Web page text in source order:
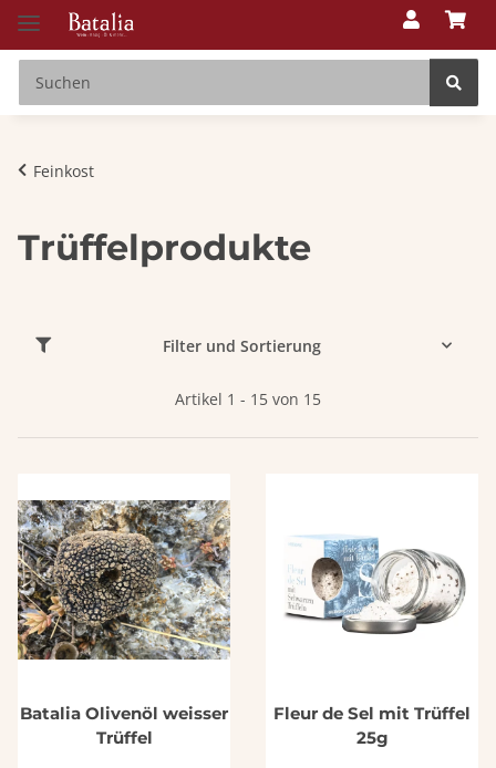
Feinkost
Trüffelprodukte
Filter und Sortierung
Artikel 1 - 15 von 15
Batalia Olivenöl weisser
Trüffel
Fleur de Sel mit Trüffel
25g